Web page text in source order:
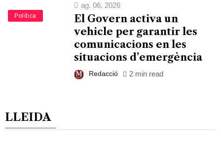
Política
ag. 06, 2026
El Govern activa un
vehicle per garantir les
comunicacions en les
situacions d’emergència
Redacció 2 min read
LLEIDA